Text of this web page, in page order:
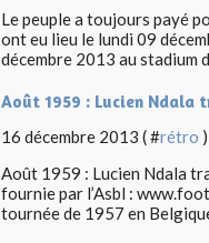
Le peuple a toujours payé
ont eu lieu le lundi 09
décembre 2013 au stadium
Août 1959 : Lucien Ndala
16 décembre 2013 ( #rétro )
Août 1959 : Lucien Ndala
fournie par l’Asbl :
tournée de 1957 en